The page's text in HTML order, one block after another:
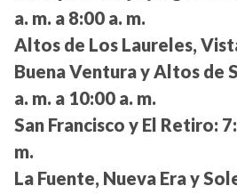
a. m. a 8:00 a. m.
Altos de Los Laureles,
Buena Ventura y Altos de
a. m. a 10:00 a. m.
San Francisco y El Retiro:
m.
La Fuente, Nueva Era y